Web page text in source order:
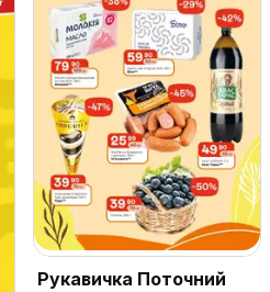
Рукавичка Поточний